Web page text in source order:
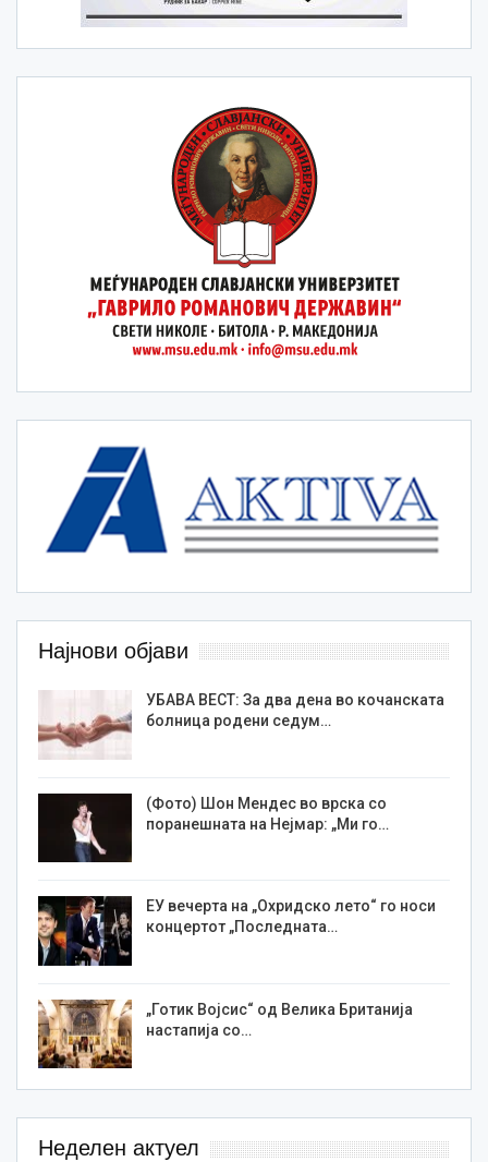
Најнови објави
УБАВА ВЕСТ: За два дена во кочанската
болница родени седум…
(Фото) Шон Мендес во врска со
поранешната на Нејмар: „Ми го…
ЕУ вечерта на „Охридско лето“ го носи
концертот „Последната…
„Готик Војсис“ од Велика Британија
настапија со…
Неделен актуел